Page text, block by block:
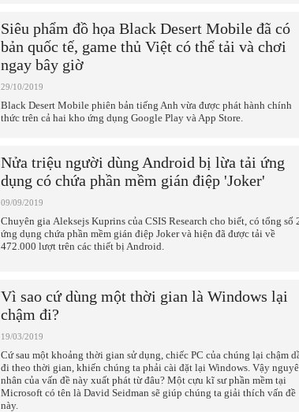
Siêu phẩm đồ họa Black Desert Mobile đã có
bản quốc tế, game thủ Việt có thể tải và chơi
ngay bây giờ
29/10/2019
Black Desert Mobile phiên bản tiếng Anh vừa được phát hành chính
thức trên cả hai kho ứng dụng Google Play và App Store.
Nửa triệu người dùng Android bị lừa tải ứng
dụng có chứa phần mềm gián điệp 'Joker'
09/09/2019
Chuyên gia Aleksejs Kuprins của CSIS Research cho biết, có tổng số
ứng dụng chứa phần mềm gián điệp Joker và hiện đã được tải về
472.000 lượt trên các thiết bị Android.
Vì sao cứ dùng một thời gian là Windows lại
chậm đi?
19/03/2019
Cứ sau một khoảng thời gian sử dụng, chiếc PC của chúng lại chậm
đi theo thời gian, khiến chúng ta phải cài đặt lại Windows. Vậy
nhân của vấn đề này xuất phát từ đâu? Một cựu kĩ sư phần mềm tại
Microsoft có tên là David Seidman sẽ giúp chúng ta giải thích vấn đề
này.